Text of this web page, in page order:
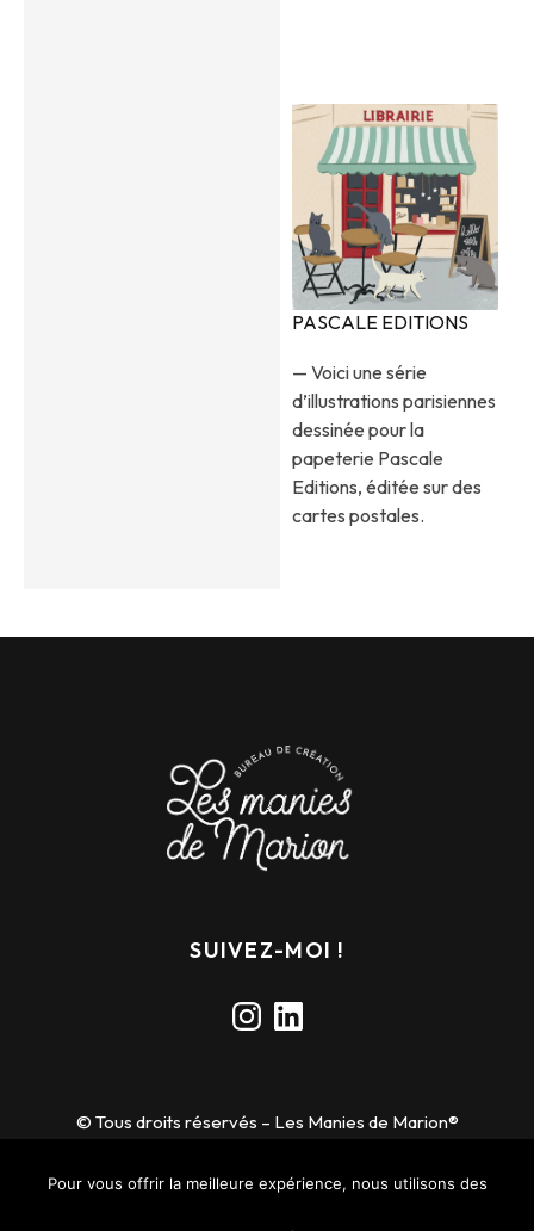
PASCALE EDITIONS
— Voici une série
d’illustrations parisiennes
dessinée pour la
papeterie Pascale
Editions, éditée sur des
cartes postales.
SUIVEZ-MOI !
Instagram
LinkedIn
© Tous droits réservés – Les Manies de Marion®
protégées par le droit d’auteur. Toute reproduction ou utilisation
Pour vous offrir la meilleure expérience, nous utilisons des